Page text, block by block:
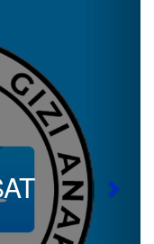
Next